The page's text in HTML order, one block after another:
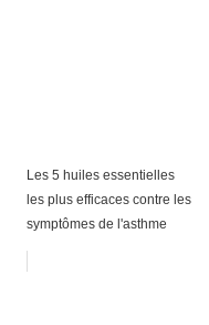
Les 5 huiles essentielles
les plus efficaces contre les
symptômes de l'asthme